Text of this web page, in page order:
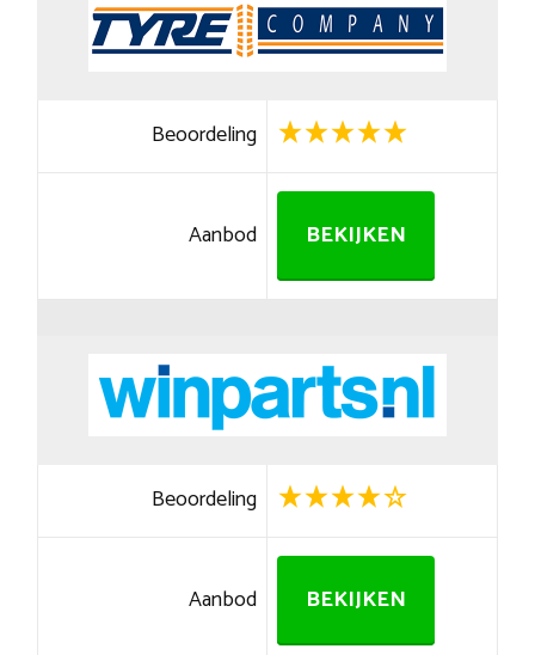
Beoordeling
Aanbod BEKIJKEN
Beoordeling
Aanbod BEKIJKEN